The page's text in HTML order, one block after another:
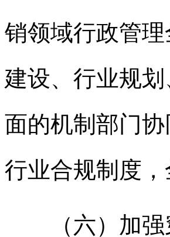
销领域行政管
建设、行业规
面的机制部门
行业合规制度
（六）加强